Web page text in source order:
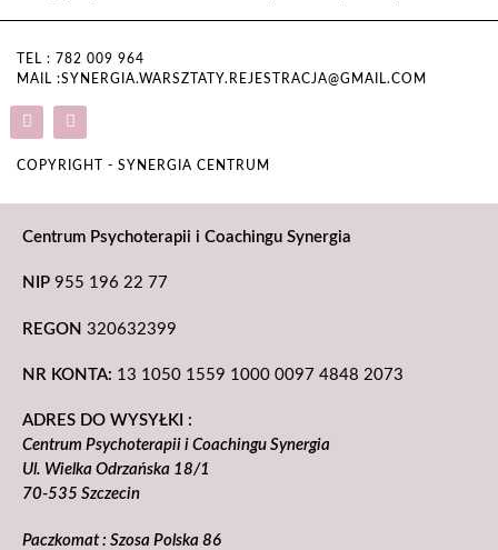
TEL : 782 009 964
MAIL :SYNERGIA.WARSZTATY.REJESTRACJA@GMAIL.COM
COPYRIGHT - SYNERGIA CENTRUM
Centrum Psychoterapii i Coachingu Synergia
NIP 955 196 22 77
REGON 320632399
NR KONTA: 13 1050 1559 1000 0097 4848 2073
ADRES DO WYSYŁKI :
Centrum Psychoterapii i Coachingu Synergia
Ul. Wielka Odrzańska 18/1
70-535 Szczecin
Paczkomat : Szosa Polska 86